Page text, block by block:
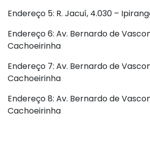
Endereço 5: R. Jacuí, 4.030 –
Endereço 6: Av. Bernardo de
Cachoeirinha
Endereço 7: Av. Bernardo de
Cachoeirinha
Endereço 8: Av. Bernardo de
Cachoeirinha